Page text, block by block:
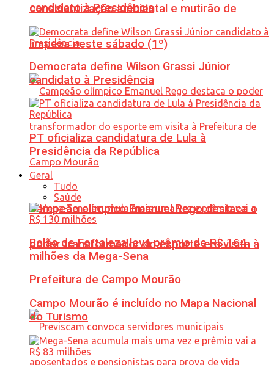
conscientização ambiental e mutirão de
limpeza neste sábado (1º)
Campeão olímpico Emanuel Rego destaca o
poder transformador do esporte em visita à
Prefeitura de Campo Mourão
candidato à Presidência
Democrata define Wilson Grassi Júnior
candidato à Presidência
PT oficializa candidatura de Lula à
Presidência da República
Geral
Tudo
Saúde
Bolão de Fortaleza leva prêmio de R$ 164
milhões da Mega-Sena
Campo Mourão é incluído no Mapa Nacional
do Turismo